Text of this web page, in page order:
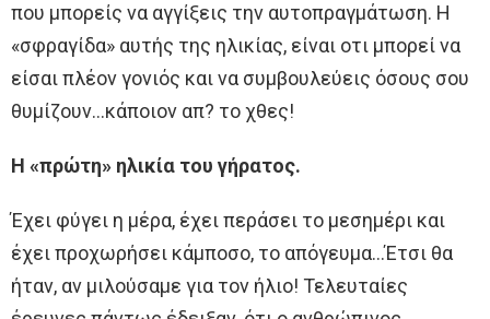
που μπορείς να αγγίξεις την αυτοπραγμάτωση. Η
«σφραγίδα» αυτής της ηλικίας, είναι οτι μπορεί να
είσαι πλέον γονιός και να συμβουλεύεις όσους σου
θυμίζουν…κάποιον απ? το χθες!
Η «πρώτη» ηλικία του γήρατος.
Έχει φύγει η μέρα, έχει περάσει το μεσημέρι και
έχει προχωρήσει κάμποσο, το απόγευμα…Έτσι θα
ήταν, αν μιλούσαμε για τον ήλιο! Τελευταίες